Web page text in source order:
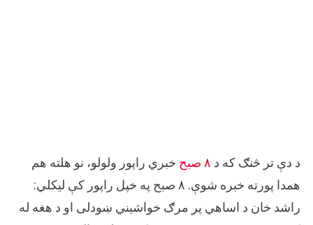
د دې تر څنګ که د ۸ صبح
خبري راپور ولولو، نو هلته هم
همدا پورته خبره شوې. ۸ صبح په خپل راپور کې لیکلي:
راشد خان د اساهي پر مرګ خواشیني ښودلی او د هغه له